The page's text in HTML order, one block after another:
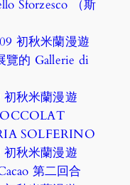
Sforzesco （斯
初秋米蘭漫遊
覽的 Gallerie di
秋米蘭漫遊
SOLFERINO
秋米蘭漫遊
第二回合